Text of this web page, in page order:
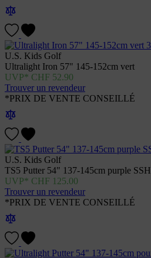
U.S. Kids Golf
Ultralight Iron 57" 145-152cm vert
CHF 52.90
Trouver un revendeur
*PRIX DE VENTE CONSEILLÉ
U.S. Kids Golf
TS5 Putter 54" 137-145cm purple SSH
CHF 125.00
Trouver un revendeur
*PRIX DE VENTE CONSEILLÉ